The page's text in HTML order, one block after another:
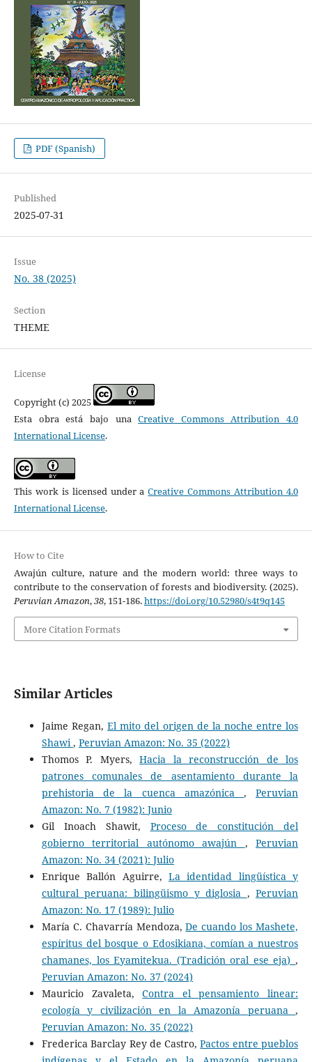
PDF (Spanish)
Published
2025-07-31
Issue
No. 38 (2025)
Section
THEME
License
Copyright (c) 2025
Esta obra está bajo unaCreative Commons Attribution 4.0
International License.
This work is licensed under aCreative Commons Attribution 4.0
International License.
How to Cite
Awajún culture, nature and the modern world: three ways to
contribute to the conservation of forests and biodiversity. (2025).
Peruvian Amazon,38, 151-186.https://doi.org/10.52980/s4t9q145
More Citation Formats
Similar Articles
Jaime Regan,El mito del origen de la noche entre los
Shawi, Peruvian Amazon: No. 35 (2022)
Thomos P. Myers,Hacia la reconstrucción de los
patrones comunales de asentamiento durante la
prehistoria de la cuenca amazónica ,Peruvian
Amazon: No. 7 (1982): Junio
Gil Inoach Shawit, Proceso de constitución del
gobierno territorial autónomo awajún ,Peruvian
Amazon: No. 34 (2021): Julio
Enrique Ballón Aguirre, La identidad lingüística y
cultural peruana: bilingüismo y diglosia ,Peruvian
Amazon: No. 17 (1989): Julio
María C. Chavarría Mendoza,De cuando los Mashete,
espíritus del bosque o Edosikiana, comían a nuestros
chamanes, los Eyamitekua. (Tradición oral ese eja),
Peruvian Amazon: No. 37 (2024)
Mauricio Zavaleta,Contra el pensamiento linear:
ecología y civilización en la Amazonía peruana,
Peruvian Amazon: No. 35 (2022)
Frederica Barclay Rey de Castro,Pactos entre pueblos